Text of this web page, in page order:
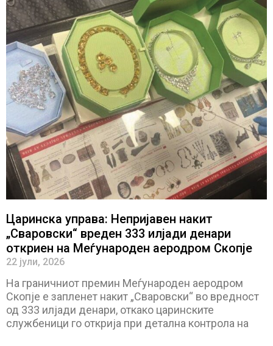
Царинска управа: Непријавен накит
„Сваровски“ вреден 333 илјади денари
откриен на Меѓународен аеродром Скопје
22 јули, 2026
На граничниот премин Меѓународен аеродром
Скопје е запленет накит „Сваровски“ во вредност
од 333 илјади денари, откако царинските
службеници го открија при детална контрола на